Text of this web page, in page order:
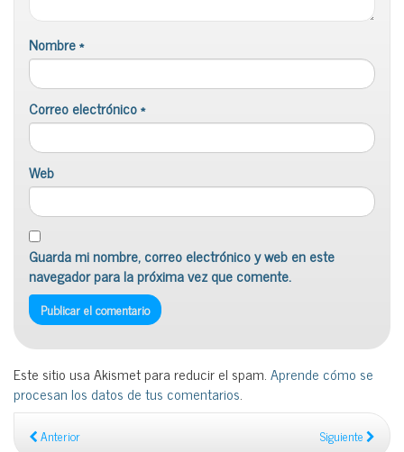
Nombre*
Correo electrónico*
Web
Guarda mi nombre, correo electrónico y web en este
navegador para la próxima vez que comente.
Este sitio usa Akismet para reducir el spam.Aprende cómo se
procesan los datos de tus comentarios.
Anterior Siguiente